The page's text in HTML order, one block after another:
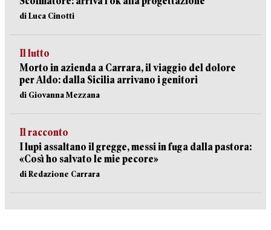
di Luca Cinotti
Il lutto
Morto in azienda a Carrara, il viaggio del dolore
per Aldo: dalla Sicilia arrivano i genitori
di Giovanna Mezzana
Il racconto
I lupi assaltano il gregge, messi in fuga dalla pastora:
«Così ho salvato le mie pecore»
di Redazione Carrara